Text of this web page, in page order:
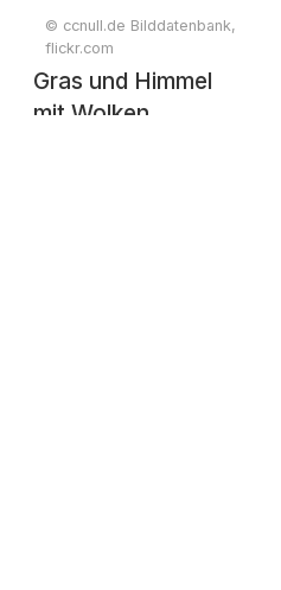
© ccnull.de Bilddatenbank,
flickr.com
Gras und Himmel
mit Wolken